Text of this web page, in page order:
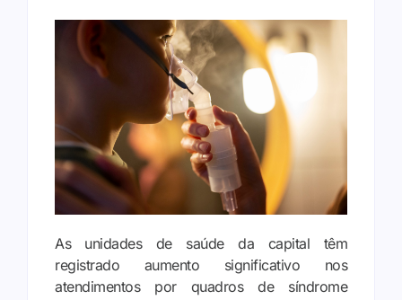
As unidades de saúde da capital têm
registrado aumento significativo nos
atendimentos por quadros de síndrome